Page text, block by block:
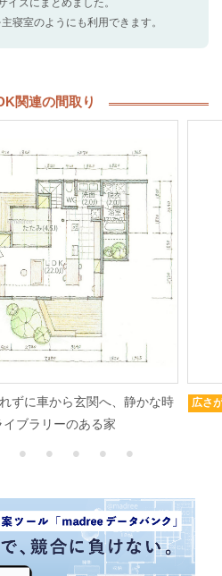
イズにまとめました。
寝室のようにも利用できます。
関連の間取り
ずに車から玄関へ、静かな時
イブラリーのある家
広さ